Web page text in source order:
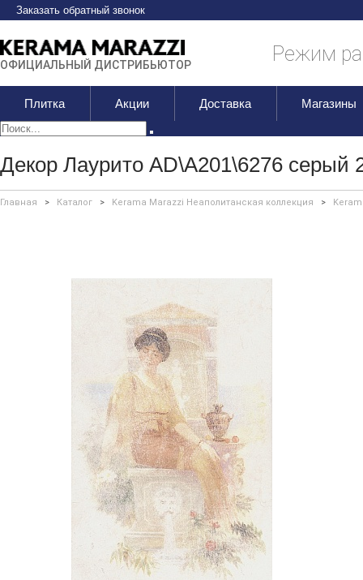
Заказать обратный звонок
ОФИЦИАЛЬНЫЙ ДИСТРИБЬЮТОР Режим
Плитка Акции Доставка Магазины
Декор Лаурито AD\A201\6276 серый
Главная > Каталог > Kerama Marazzi Неаполитанская коллекция >